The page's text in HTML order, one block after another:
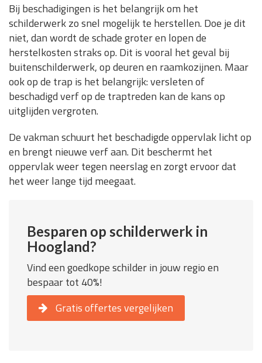
Bij beschadigingen is het belangrijk om het
schilderwerk zo snel mogelijk te herstellen. Doe je dit
niet, dan wordt de schade groter en lopen de
herstelkosten straks op. Dit is vooral het geval bij
buitenschilderwerk, op deuren en raamkozijnen. Maar
ook op de trap is het belangrijk: versleten of
beschadigd verf op de traptreden kan de kans op
uitglijden vergroten.
De vakman schuurt het beschadigde oppervlak licht op
en brengt nieuwe verf aan. Dit beschermt het
oppervlak weer tegen neerslag en zorgt ervoor dat
het weer lange tijd meegaat.
Besparen op schilderwerk in
Hoogland?
Vind een goedkope schilder in jouw regio en
bespaar tot 40%!
Gratis offertes vergelijken